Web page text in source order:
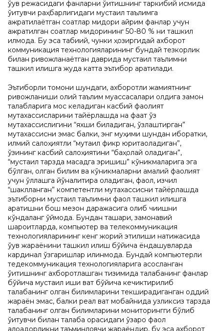
ўқув режасидаги фанларни ўқитишнинг таркибий қисмида
ўқитувчи раҳбарлигидаги мустақил таълимга
ажратилаётган соатлар миқдори айрим фанлар учун
ажратилган соатлар миқдорининг 50-80 % ни ташкил
қилмоқда. Бу эса табиий, чунки ҳозиргидай ахборот
коммуникация технологияларининг бундай тезкорлик
билан ривожланаётган даврида мустақил таълимни
ташкил қилишга жуда катта эътибор қаратилади.
Эътиборли томони шундаги, ахборотли жамиятнинг
ривожланиши олий таълим муассасалари олдига замон
талабларига мос келадиган касбий фаолият
мутахассисларини тайёрлашда на фақат ўз
мутахассислигини “яхши биладиган, ўзлаштирган”
мутахассисни эмас балки, энг муҳими шундан иборатки,
илмий салоҳиятли “мутақил фикр юритаоладиган”,
ўзининг касбий салоҳиятини “баҳолай оладиган”,
“мустақил тарзда мақсадга эришиш” кўникмаларига эга
бўлган, олган билим ва кўникмаларни амалий фаолият
учун қўллашга йўналитира оладиган, фаол, изчил
“шаклланган” компетентли мутахассисни тайёрлашда
эътиборни мустақил таълимни фаол ташкил қилишга
қаратишни бош мезон даражасига олиб чиқишни
кўндаланг қўймоқда. Бундан ташқари, замонавий
шароитларда, компьютер ва телекоммуникация
технологияларининг кенг жорий этилиши натижасида
ўқув жараёнини ташкил қилиш бўйича ёндашувларда
кардинал ўзгаришлар қилинмоқда. Бундай компьютерли
тедекоммуникация технологияларига асосланган
ўқитишнинг ахборотлашган тизимида талабанинг фанлар
бўйича мустақил иши вақт бўйича кечиктирилиб
талабанинг олган билимларини текширадиганган оддий
жараён эмас, балки реал вақт мобайнида узликсиз тарзда
талабанинг олган билимларини мониторингги бўлиб
ўқитувчи билан талаба орасидаги ўзаро фаол
алоқадорликни таъминловчи жараёндир, бу эса ахборот